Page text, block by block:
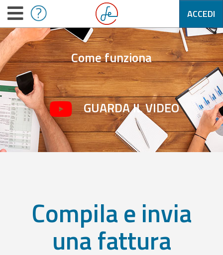
ACCEDI
Come funziona
GUARDA IL VIDEO
Compila e invia
una fattura